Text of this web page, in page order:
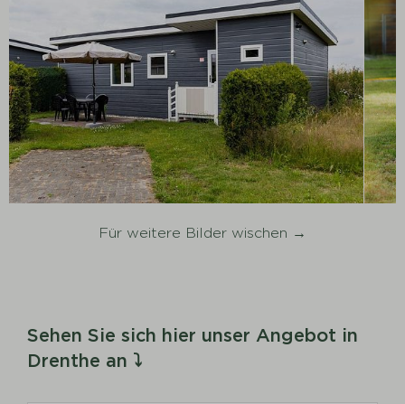
Für weitere Bilder wischen →
Sehen Sie sich hier unser Angebot in
Drenthe an ⤵